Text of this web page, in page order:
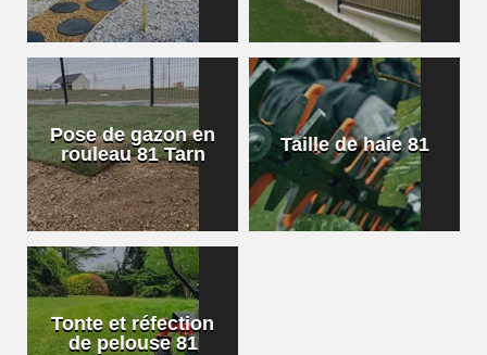
Pose de gazon en
rouleau 81 Tarn
Taille de haie 81
Tonte et réfection
de pelouse 81